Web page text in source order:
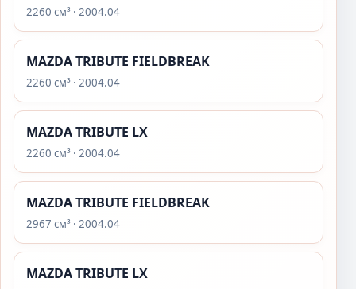
2260 см³ · 2004.04
MAZDA TRIBUTE FIELDBREAK
2260 см³ · 2004.04
MAZDA TRIBUTE LX
2260 см³ · 2004.04
MAZDA TRIBUTE FIELDBREAK
2967 см³ · 2004.04
MAZDA TRIBUTE LX